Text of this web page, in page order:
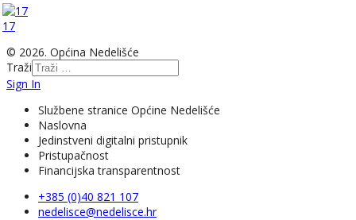
17
© 2026. Općina Nedelišće
Traži
Sign In
Službene stranice Općine Nedelišće
Naslovna
Jedinstveni digitalni pristupnik
Pristupačnost
Financijska transparentnost
+385 (0)40 821 107
nedelisce@nedelisce.hr